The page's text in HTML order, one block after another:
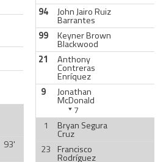
93'
94
John Jairo Ruiz
Barrantes
99
Keyner Brown
Blackwood
21
Anthony
Contreras
Enríquez
9
Jonathan
McDonald
7
1
Bryan Segura
Cruz
23 Francisco
Rodríguez